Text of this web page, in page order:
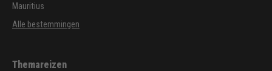
Mauritius
Alle bestemmingen
Themareizen